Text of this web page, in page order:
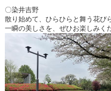
〇染井吉野
散り始めて、ひらひらと舞う花び
一瞬の美しさを、ぜひお楽しみく